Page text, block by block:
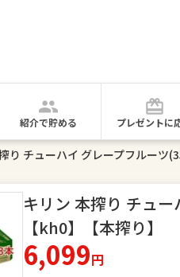
紹介で貯める プレゼントに
り チューハイ グレープフルーツ
キリン 本搾り チュ
【kh0】【本搾り】
6,099円